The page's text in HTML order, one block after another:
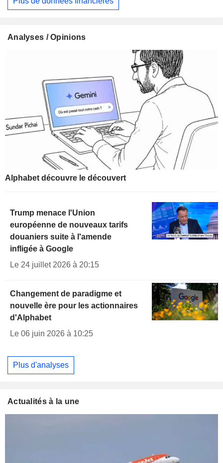
Analyses / Opinions
Alphabet découvre le découvert
Trump menace l'Union
européenne de nouveaux tarifs
douaniers suite à l'amende
infligée à Google
Le 24 juillet 2026 à 20:15
Changement de paradigme et
nouvelle ère pour les actionnaires
d'Alphabet
Le 06 juin 2026 à 10:25
Plus d'analyses
Actualités à la une